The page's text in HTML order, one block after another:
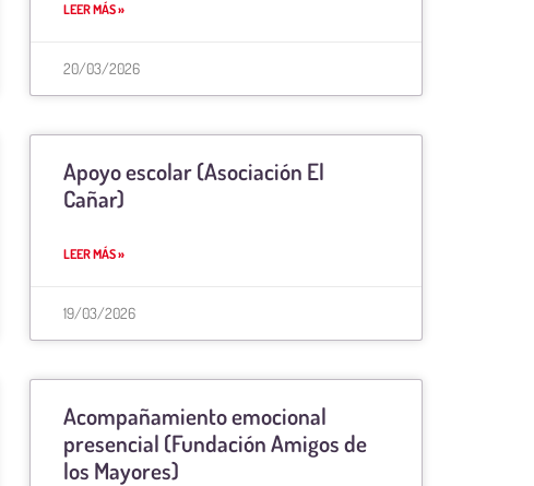
LEER MÁS »
20/03/2026
Apoyo escolar (Asociación El
Cañar)
LEER MÁS »
19/03/2026
Acompañamiento emocional
presencial (Fundación Amigos de
los Mayores)